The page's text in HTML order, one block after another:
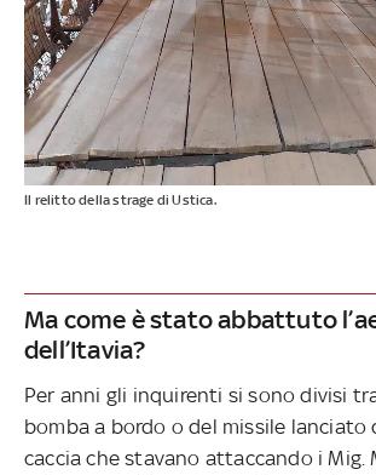
Il relitto della strage di Ustica.
Ma come è stato abbattuto
dell’Itavia?
Per anni gli inquirenti si sono divisi
bomba a bordo o del missile lanciato
caccia che stavano attaccando i Mig.